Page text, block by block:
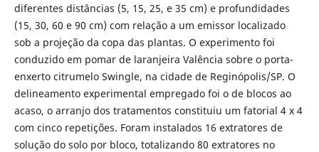
diferentes distâncias (5, 15, 25, e 35 cm) e profundidades
(15, 30, 60 e 90 cm) com relação a um emissor localizado
sob a projeção da copa das plantas. O experimento foi
conduzido em pomar de laranjeira Valência sobre o porta-
enxerto citrumelo Swingle, na cidade de Reginópolis/SP. O
delineamento experimental empregado foi o de blocos ao
acaso, o arranjo dos tratamentos constituiu um fatorial 4 x 4
com cinco repetições. Foram instalados 16 extratores de
solução do solo por bloco, totalizando 80 extratores no